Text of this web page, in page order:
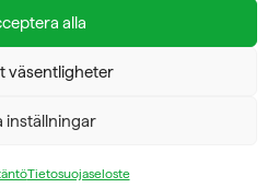
alla
väsentligheter
inställningar
Tietosuojaseloste